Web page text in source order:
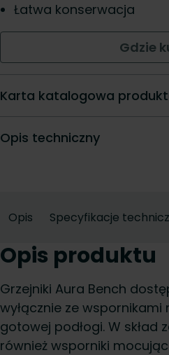
Łatwa konserwacja
Gdzie
Karta katalogowa
Opis techniczny
Opis Specyfikacje
Opis produktu
Grzejniki Aura Bench
wyłącznie ze
gotowej podłogi. W skład
również wsporniki